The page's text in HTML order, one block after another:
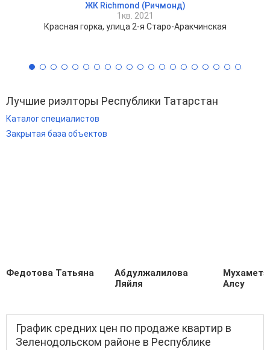
ЖК Richmond (Ричмонд)
1кв. 2021
Красная горка, улица 2-я Старо-Аракчинская
Лучшие риэлторы Республики Татарстан
Каталог специалистов
Закрытая база объектов
Федотова Татьяна
Абдулжалилова
Ляйля
Алсу
График средних цен по продаже квартир в
Зеленодольском районе в Республике